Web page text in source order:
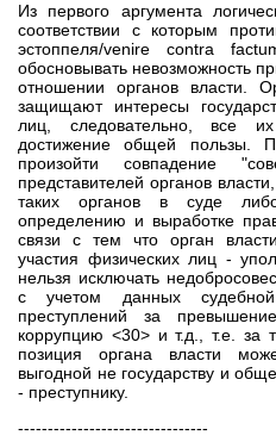
Из первого аргумента
соответствии с которым
эстоппеля/venire contra
обосновывать невозможность
отношении органов власти.
защищают интересы
лиц, следовательно, все
достижение общей пользы.
произойти совпадение
представителей органов
таких органов в суде
определению и выработке
связи с тем что орган
участия физических лиц -
нельзя исключать
с учетом данных
преступлений за
коррупцию <30> и т.д., т.е. за
позиция органа власти
выгодной не государству и
- преступнику.
--------------------------------